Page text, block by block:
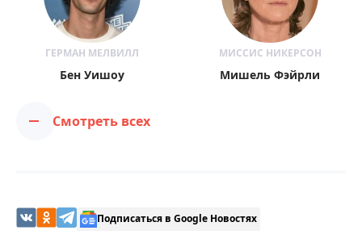
ГЕРМАН МЕЛВИЛЛ
Бен Уишоу
МИССИС НИКЕРСОН
Мишель Фэйрли
Смотреть всех
Подписаться в Google Новостях